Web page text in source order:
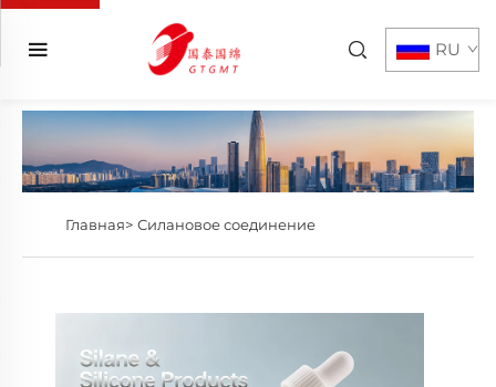
RU
Главная> Силановое соединение